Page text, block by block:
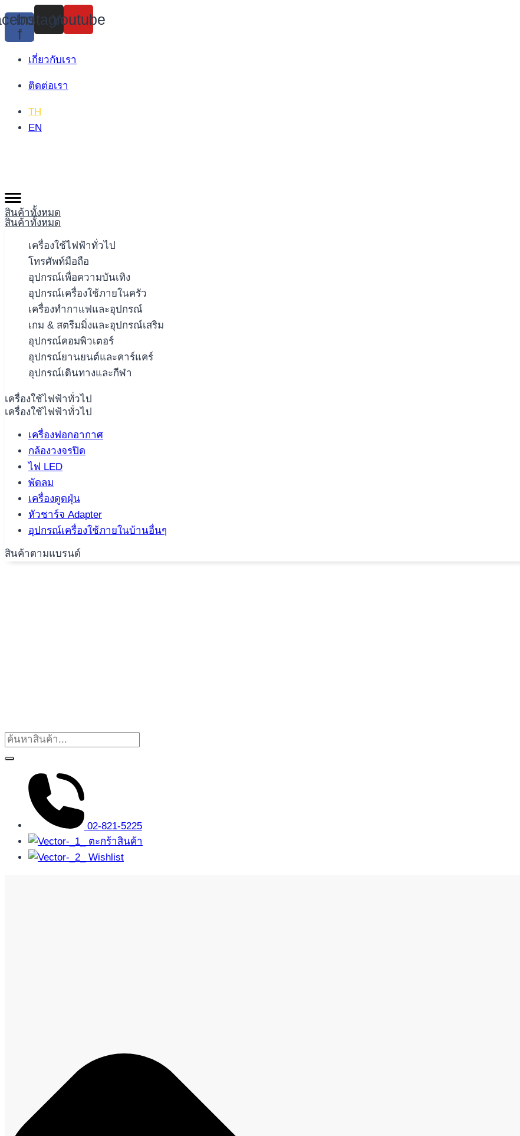
Skip
to
content
f
Instagram
Youtube
เกี่ยวกับเรา
ติดต่อเรา
TH
EN
สินค้าทั้งหมด
สินค้าทั้งหมด
เครื่องใช้ไฟฟ้าทั่วไป
โทรศัพท์มือถือ
อุปกรณ์เพื่อความบันเทิง
อุปกรณ์เครื่องใช้ภายในครัว
เครื่องทำกาแฟและอุปกรณ์
เกม & สตรีมมิ่งและอุปกรณ์เสริม
อุปกรณ์คอมพิวเตอร์
อุปกรณ์ยานยนต์และคาร์แคร์
อุปกรณ์เดินทางและกีฬา
เครื่องใช้ไฟฟ้าทั่วไป
เครื่องใช้ไฟฟ้าทั่วไป
เครื่องฟอกอากาศ
กล้องวงจรปิด
ไฟ LED
พัดลม
เครื่องดูดฝุ่น
หัวชาร์จ Adapter
อุปกรณ์เครื่องใช้ภายในบ้านอื่นๆ
สินค้าตามแบรนด์
02-821-5225
ตะกร้าสินค้า
Wishlist